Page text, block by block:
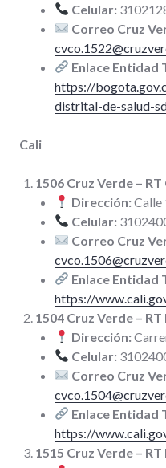
Celular:
Correo Cruz
Enlace Entidad
https://
distrital-de-salud-
Cali
1506 Cruz Verde –
Dirección:Calle
Celular:
Correo Cruz
Enlace Entidad
https://
1504 Cruz Verde –
Dirección:
Celular:
Correo Cruz
Enlace Entidad
https://
1515 Cruz Verde –